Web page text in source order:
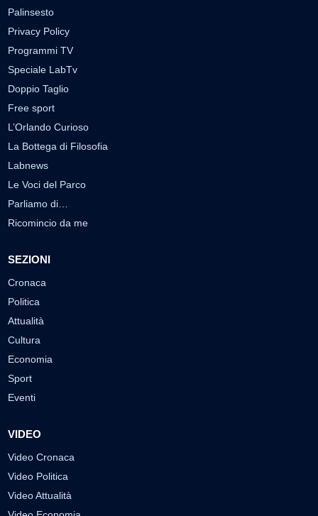
Palinsesto
Privacy Policy
Programmi TV
Speciale LabTv
Doppio Taglio
Free sport
L’Orlando Curioso
La Bottega di Filosofia
Labnews
Le Voci del Parco
Parliamo di…
Ricomincio da me
SEZIONI
Cronaca
Politica
Attualità
Cultura
Economia
Sport
Eventi
VIDEO
Video Cronaca
Video Politica
Video Attualità